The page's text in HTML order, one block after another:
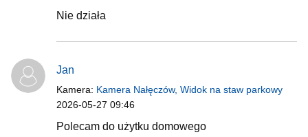
Nie działa
Jan
Kamera: Kamera Nałęczów, Widok na staw parkowy
2026-05-27 09:46
Polecam do użytku domowego